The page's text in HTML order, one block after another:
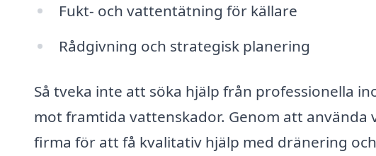
Fukt- och vattentätning för källare
Rådgivning och strategisk planering
Så tveka inte att söka hjälp från professionella
mot framtida vattenskador. Genom att
firma för att få kvalitativ hjälp med dränering